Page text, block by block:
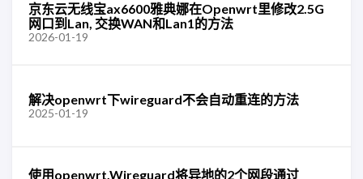
京东云无线宝ax6600雅典娜在Openwrt里修改2.5G
网口到Lan, 交换WAN和Lan1的方法
2026-01-19
解决openwrt下wireguard不会自动重连的方法
2025-01-19
使用openwrt,Wireguard将异地的2个网段通过